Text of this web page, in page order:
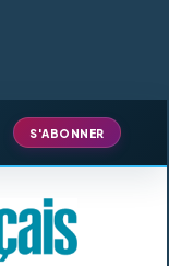
S'ABONNER